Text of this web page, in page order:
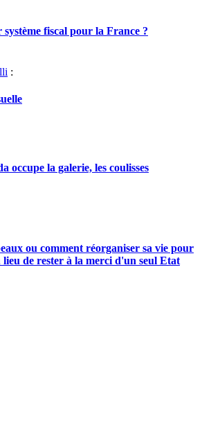
fiscal pour la France ?
:
occupe la galerie, les coulisses
ou comment réorganiser sa vie pour
de rester à la merci d'un seul Etat